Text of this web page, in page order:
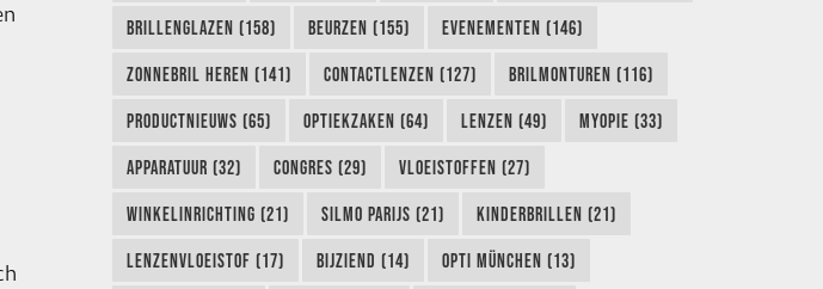
BRILLENGLAZEN (158) BEURZEN (155) EVENEMENTEN (146)
ZONNEBRIL HEREN (141) CONTACTLENZEN (127) BRILMONTUREN (116)
PRODUCTNIEUWS (65) OPTIEKZAKEN (64) LENZEN (49) MYOPIE (33)
APPARATUUR (32) CONGRES (29) VLOEISTOFFEN (27)
WINKELINRICHTING (21) SILMO PARIJS (21) KINDERBRILLEN (21)
LENZENVLOEISTOF (17) BIJZIEND (14) OPTI MÜNCHEN (13)